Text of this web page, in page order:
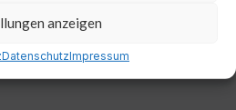
anzeigen
DatenschutzImpressum